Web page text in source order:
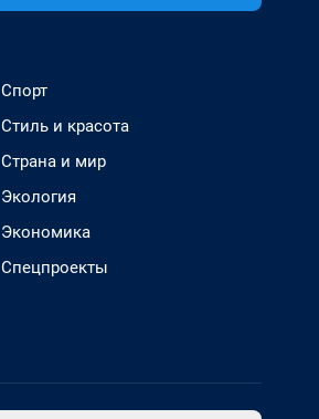
Спорт
Стиль и красота
Страна и мир
Экология
Экономика
Спецпроекты